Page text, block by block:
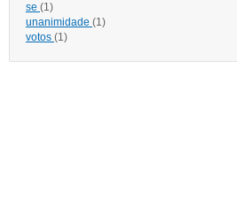
se (1)
unanimidade (1)
votos (1)